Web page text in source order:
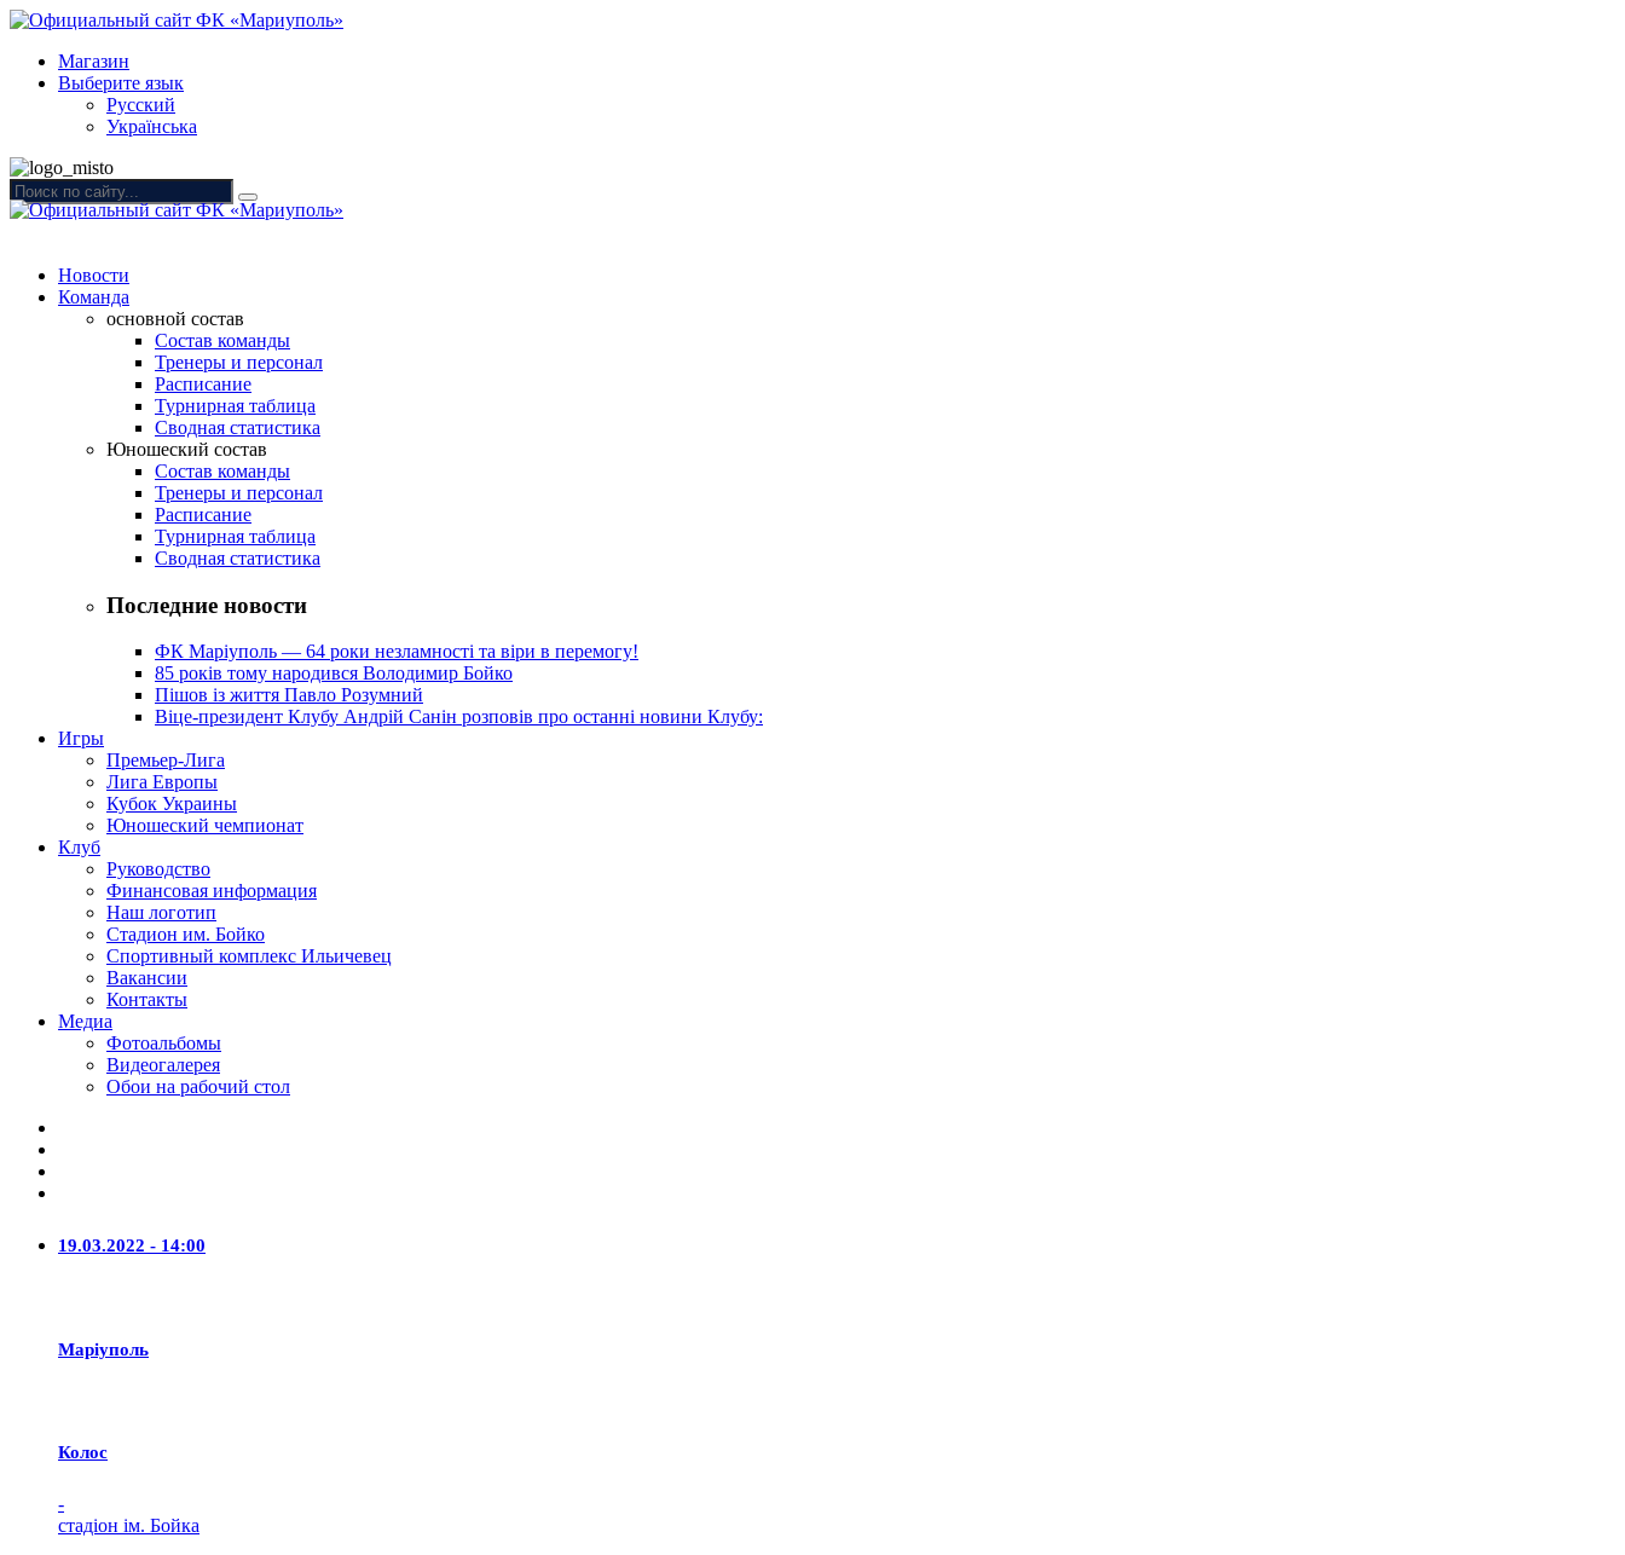
Магазин
Выберите язык
Русский
Українська
Новости
Команда
основной состав
Состав команды
Тренеры и персонал
Расписание
Турнирная таблица
Сводная статистика
Юношеский состав
Состав команды
Тренеры и персонал
Расписание
Турнирная таблица
Сводная статистика
Последние новости
ФК Маріуполь — 64 роки незламності та віри в перемогу!
85 років тому народився Володимир Бойко
Пішов із життя Павло Розумний
Віце-президент Клубу Андрій Санін розповів про останні новини Клубу:
Игры
Премьер-Лига
Лига Европы
Кубок Украины
Юношеский чемпионат
Клуб
Руководство
Финансовая информация
Наш логотип
Стадион им. Бойко
Спортивный комплекс Ильичевец
Вакансии
Контакты
Медиа
Фотоальбомы
Видеогалерея
Обои на рабочий стол
19.03.2022 - 14:00
Маріуполь
Колос
-
стадіон ім. Бойка